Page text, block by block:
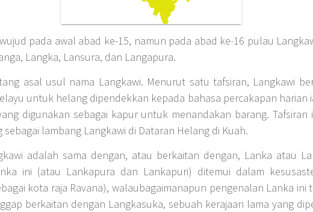
pada awal abad ke-15, namun pada abad ke-16 pulau
Langka, Lansura, dan Langapura.
asal usul nama Langkawi. Menurut satu tafsiran, Langkawi
untuk helang dipendekkan kepada bahasa percakapan harian
digunakan sebagai kapur untuk menandakan barang.
lambang Langkawi di Dataran Helang di Kuah.
adalah sama dengan, atau berkaitan dengan, Lanka atau
ini (atau Lankapura dan Lankapuri) ditemui dalam
kota raja Ravana), walaubagaimanapun pengenalan Lanka
berkaitan dengan Langkasuka, sebuah kerajaan lama yang